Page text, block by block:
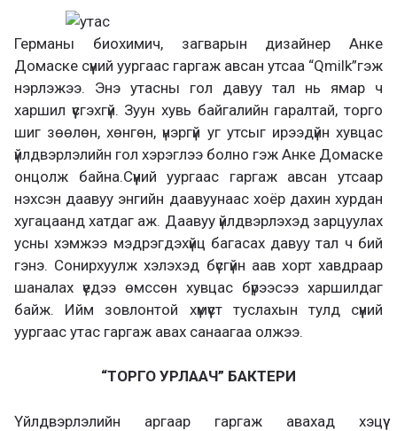
Германы биохимич, загварын дизайнер Анке
Домаске сүүний уургаас гаргаж авсан утсаа “Qmilk”гэж
нэрлэжээ. Энэ утасны гол давуу тал нь ямар ч
харшил үүсгэхгүй. Зуун хувь байгалийн гаралтай, торго
шиг зөөлөн, хөнгөн, үнэргүй уг утсыг ирээдүйн хувцас
үйлдвэрлэлийн гол хэрэглээ болно гэж Анке Домаске
онцолж байна.Сүүний уургаас гаргаж авсан утсаар
нэхсэн даавуу энгийн даавуунаас хоёр дахин хурдан
хугацаанд хатдаг аж. Даавуу үйлдвэрлэхэд зарцуулах
усны хэмжээ мэдрэгдэхүйц багасах давуу тал ч бий
гэнэ. Сонирхуулж хэлэхэд бүсгүйн аав хорт хавдраар
шаналах үедээ өмссөн хувцас бүрээсээ харшилдаг
байж. Ийм зовлонтой хүмүүст туслахын тулд сүүний
уургаас утас гаргаж авах санаагаа олжээ.
“ТОРГО УРЛААЧ” БАКТЕРИ
Үйлдвэрлэлийн аргаар гаргаж авахад хэцүү